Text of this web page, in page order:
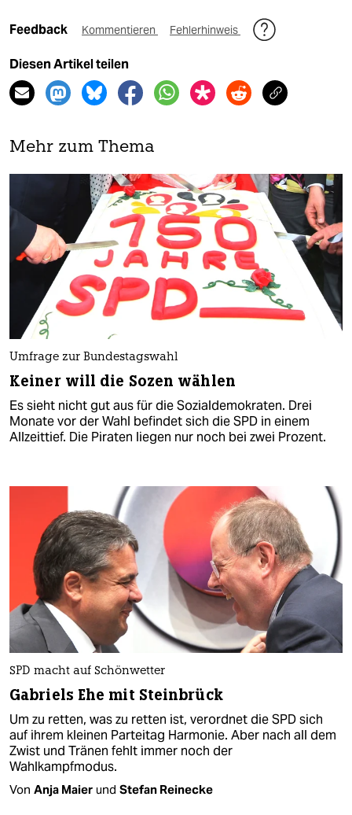
Feedback Kommentieren Fehlerhinweis
Diesen Artikel teilen
Mehr zum Thema
Umfrage zur Bundestagswahl
Keiner will die Sozen wählen
Es sieht nicht gut aus für die Sozialdemokraten. Drei
Monate vor der Wahl befindet sich die SPD in einem
Allzeittief. Die Piraten liegen nur noch bei zwei Prozent.
SPD macht auf Schönwetter
Gabriels Ehe mit Steinbrück
Um zu retten, was zu retten ist, verordnet die SPD sich
auf ihrem kleinen Parteitag Harmonie. Aber nach all dem
Zwist und Tränen fehlt immer noch der
Wahlkampfmodus.
Von Anja Maier und Stefan Reinecke